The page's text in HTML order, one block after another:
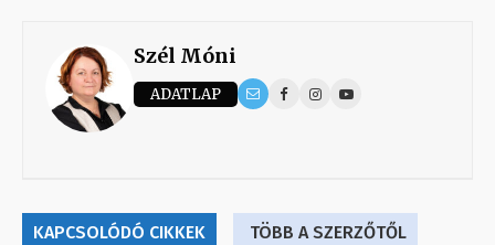
Szél Móni
ADATLAP
KAPCSOLÓDÓ CIKKEK TÖBB A SZERZŐTŐL